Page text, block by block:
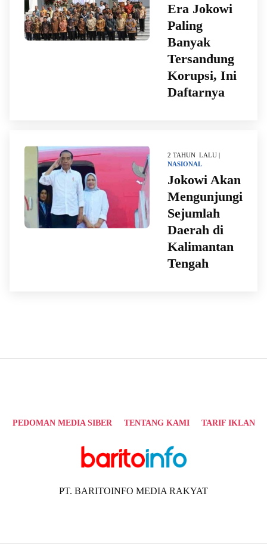
Era Jokowi
Paling
Banyak
Tersandung
Korupsi, Ini
Daftarnya
2 TAHUN LALU |
NASIONAL
Jokowi Akan
Mengunjungi
Sejumlah
Daerah di
Kalimantan
Tengah
PEDOMAN MEDIA SIBER TENTANG KAMI TARIF IKLAN
PT. BARITOINFO MEDIA RAKYAT